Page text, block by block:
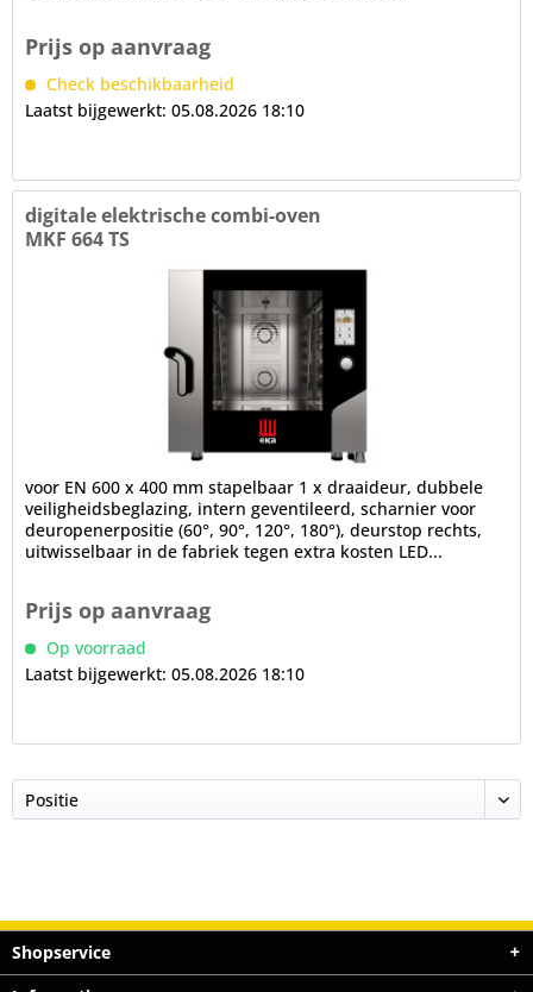
Prijs op aanvraag
Check beschikbaarheid
Laatst bijgewerkt: 05.08.2026 18:10
digitale elektrische combi-oven
MKF 664 TS
voor EN 600 x 400 mm stapelbaar 1 x draaideur, dubbele
veiligheidsbeglazing, intern geventileerd, scharnier voor
deuropenerpositie (60°, 90°, 120°, 180°), deurstop rechts,
uitwisselbaar in de fabriek tegen extra kosten LED...
Prijs op aanvraag
Op voorraad
Laatst bijgewerkt: 05.08.2026 18:10
Shopservice